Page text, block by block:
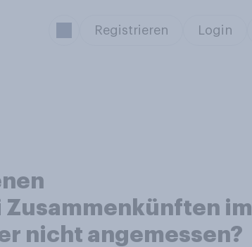
Registrieren Login
im
nicht angemessen?